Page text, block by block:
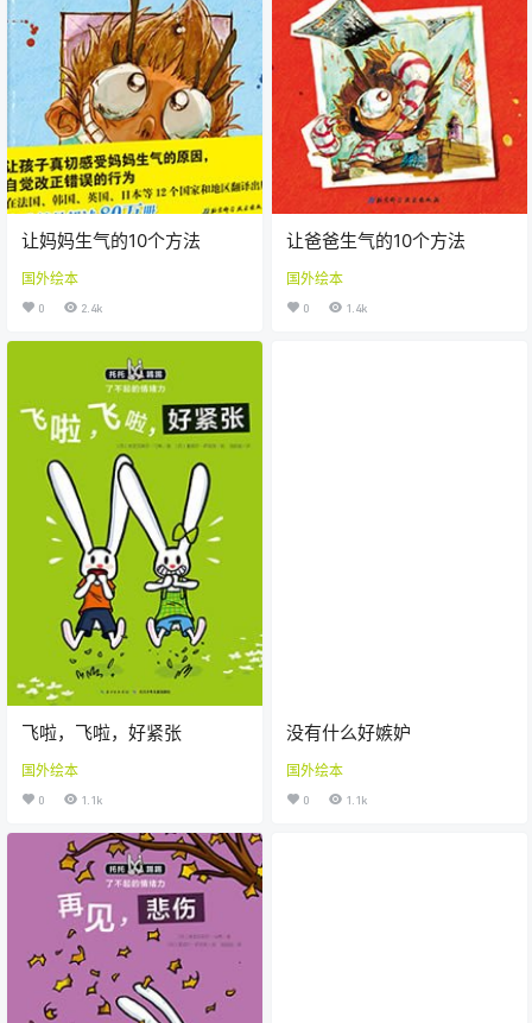
让妈妈生气的10个方法
国外绘本
0 2.4k
让爸爸生气的10个方法
国外绘本
0 1.4k
飞啦，飞啦，好紧张
国外绘本
0 1.1k
没有什么好嫉妒
国外绘本
0 1.1k